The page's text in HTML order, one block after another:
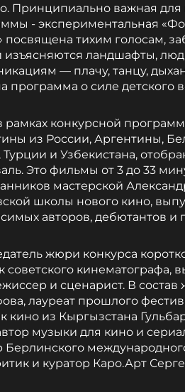
Принципиально важная для
- экспериментальная
посвящена тихим голосам,
изъясняются ландшафты,
— плачу, танцу,
программа о силе детского
рамках конкурсной
из России, Аргентины,
Турции и Узбекистана,
Это фильмы от 3 до 33
мастерской
школы нового кино,
авторов, дебютантов и
жюри конкурса
советского кинематографа,
и сценарист. В
лауреат прошлого
кино из Кыргызстана
музыки для кино и
Берлинского
и куратор Каро.Арт